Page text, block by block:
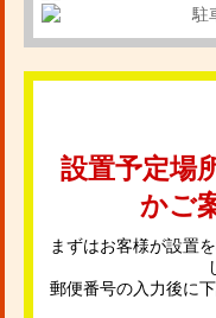
設置予定場
かご
まずはお客様が設置
郵便番号の入力後に